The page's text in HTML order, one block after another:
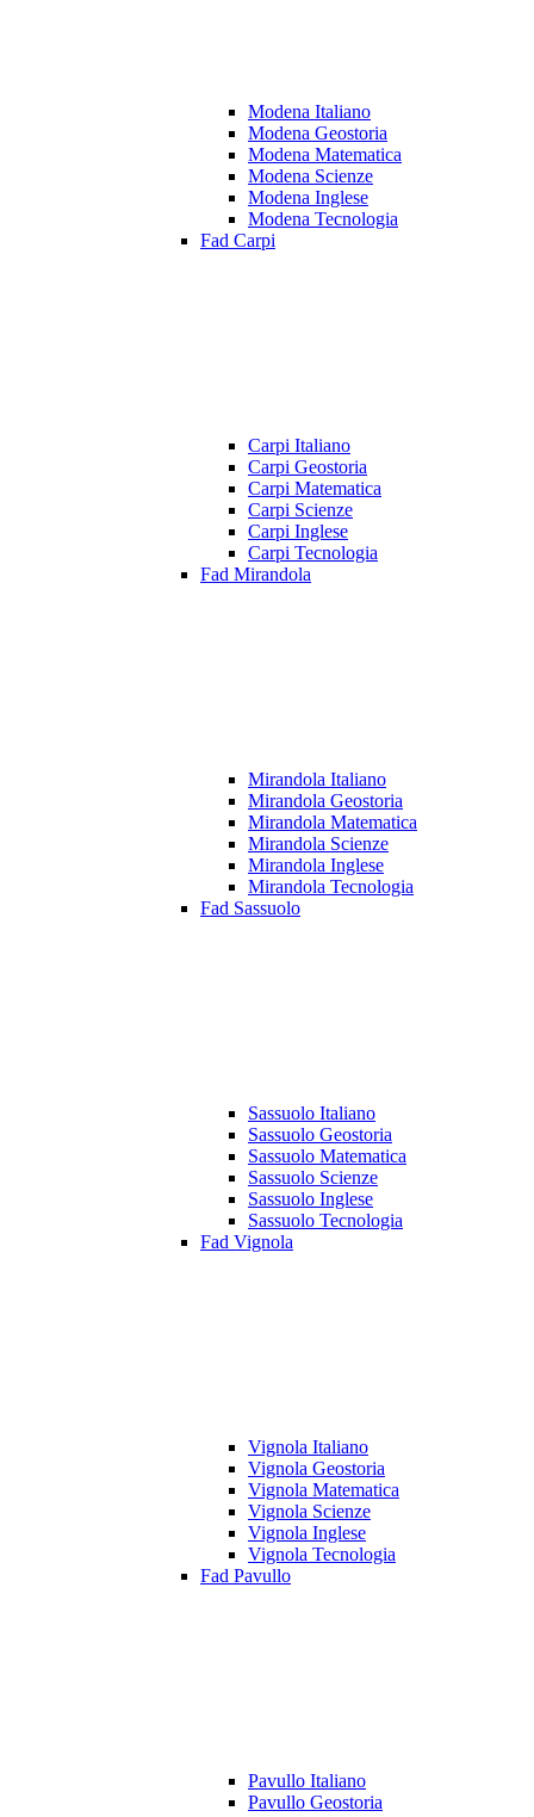
Modena Italiano
Modena Geostoria
Modena Matematica
Modena Scienze
Modena Inglese
Modena Tecnologia
Fad Carpi
Carpi Italiano
Carpi Geostoria
Carpi Matematica
Carpi Scienze
Carpi Inglese
Carpi Tecnologia
Fad Mirandola
Mirandola Italiano
Mirandola Geostoria
Mirandola Matematica
Mirandola Scienze
Mirandola Inglese
Mirandola Tecnologia
Fad Sassuolo
Sassuolo Italiano
Sassuolo Geostoria
Sassuolo Matematica
Sassuolo Scienze
Sassuolo Inglese
Sassuolo Tecnologia
Fad Vignola
Vignola Italiano
Vignola Geostoria
Vignola Matematica
Vignola Scienze
Vignola Inglese
Vignola Tecnologia
Fad Pavullo
Pavullo Italiano
Pavullo Geostoria